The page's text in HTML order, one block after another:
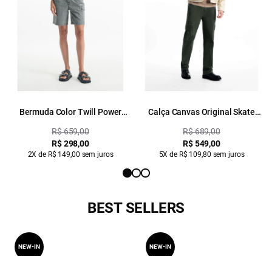
Bermuda Color Twill Power
R$ 659,00
R$ 298,00
2X de R$ 149,00 sem juros
Calça Canvas Original Skate
R$ 689,00
R$ 549,00
5X de R$ 109,80 sem juros
BEST SELLERS
NEW-IN NEW-IN